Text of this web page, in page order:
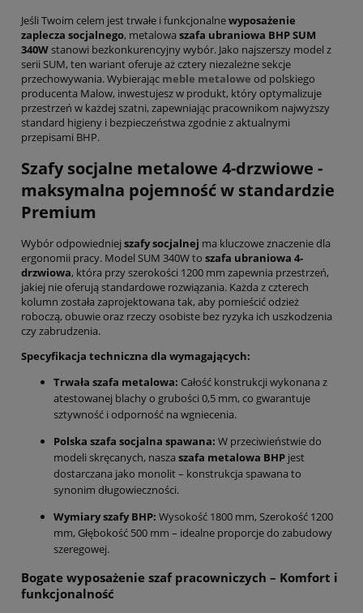
Jeśli Twoim celem jest trwałe i funkcjonalnewyposażenie
zaplecza socjalnego, metalowa szafa ubraniowa BHP SUM
340Wstanowi bezkonkurencyjny wybór. Jako najszerszy model z
serii SUM, ten wariant oferuje aż cztery niezależne sekcje
przechowywania. Wybierając meble metalowe od polskiego
producenta Malow, inwestujesz w produkt, który optymalizuje
przestrzeń w każdej szatni, zapewniając pracownikom najwyższy
standard higieny i bezpieczeństwa zgodnie z aktualnymi
przepisami BHP.
Szafy socjalne metalowe 4-drzwiowe -
maksymalna pojemność w standardzie
Premium
Wybór odpowiedniej szafy socjalnej ma kluczowe znaczenie dla
ergonomii pracy. Model SUM 340W to szafa ubraniowa 4-
drzwiowa, która przy szerokości 1200 mm zapewnia przestrzeń,
jakiej nie oferują standardowe rozwiązania. Każda z czterech
kolumn została zaprojektowana tak, aby pomieścić odzież
roboczą, obuwie oraz rzeczy osobiste bez ryzyka ich uszkodzenia
czy zabrudzenia.
Specyfikacja techniczna dla wymagających:
Trwała szafa metalowa: Całość konstrukcji wykonana z
atestowanej blachy o grubości 0,5 mm, co gwarantuje
sztywność i odporność na wgniecenia.
Polska szafa socjalna spawana: W przeciwieństwie do
modeli skręcanych, nasza szafa metalowa BHP jest
dostarczana jako monolit – konstrukcja spawana to
synonim długowieczności.
Wymiary szafy BHP: Wysokość 1800 mm, Szerokość 1200
mm, Głębokość 500 mm – idealne proporcje do zabudowy
szeregowej.
Bogate wyposażenie szaf pracowniczych – Komfort i
funkcjonalność